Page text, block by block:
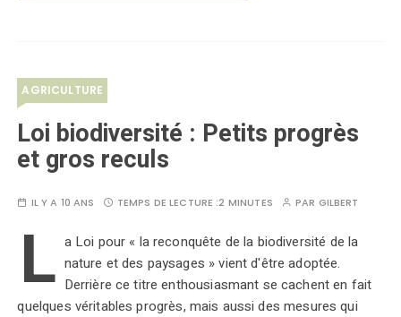
AGRICULTURE
Loi biodiversité : Petits progrès
et gros reculs
IL Y A 10 ANS TEMPS DE LECTURE :2 MINUTES PAR GILBERT
L a Loi pour « la reconquête de la biodiversité de la
nature et des paysages » vient d'être adoptée.
Derrière ce titre enthousiasmant se cachent en fait
quelques véritables progrès, mais aussi des mesures qui